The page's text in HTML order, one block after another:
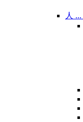
人 ...